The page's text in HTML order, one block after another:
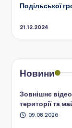
Подільської
21.12.2024
Новини
Зовнішнє
території та
09.08.2026